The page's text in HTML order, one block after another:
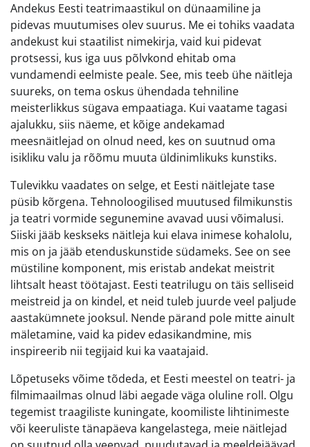
Andekus Eesti teatrimaastikul on dünaamiline ja
pidevas muutumises olev suurus. Me ei tohiks vaadata
andekust kui staatilist nimekirja, vaid kui pidevat
protsessi, kus iga uus põlvkond ehitab oma
vundamendi eelmiste peale. See, mis teeb ühe näitleja
suureks, on tema oskus ühendada tehniline
meisterlikkus sügava empaatiaga. Kui vaatame tagasi
ajalukku, siis näeme, et kõige andekamad
meesnäitlejad on olnud need, kes on suutnud oma
isikliku valu ja rõõmu muuta üldinimlikuks kunstiks.
Tulevikku vaadates on selge, et Eesti näitlejate tase
püsib kõrgena. Tehnoloogilised muutused filmikunstis
ja teatri vormide segunemine avavad uusi võimalusi.
Siiski jääb keskseks näitleja kui elava inimese kohalolu,
mis on ja jääb etenduskunstide südameks. See on see
müstiline komponent, mis eristab andekat meistrit
lihtsalt heast töötajast. Eesti teatrilugu on täis selliseid
meistreid ja on kindel, et neid tuleb juurde veel paljude
aastakümnete jooksul. Nende pärand pole mitte ainult
mäletamine, vaid ka pidev edasikandmine, mis
inspireerib nii tegijaid kui ka vaatajaid.
Lõpetuseks võime tõdeda, et Eesti meestel on teatri- ja
filmimaailmas olnud läbi aegade väga oluline roll. Olgu
tegemist traagiliste kuningate, koomiliste lihtinimeste
või keeruliste tänapäeva kangelastega, meie näitlejad